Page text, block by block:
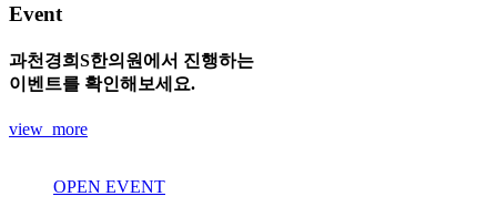
Event
과천경희S한의원에서 진행하는
이벤트를 확인해보세요.
view_more
OPEN EVENT